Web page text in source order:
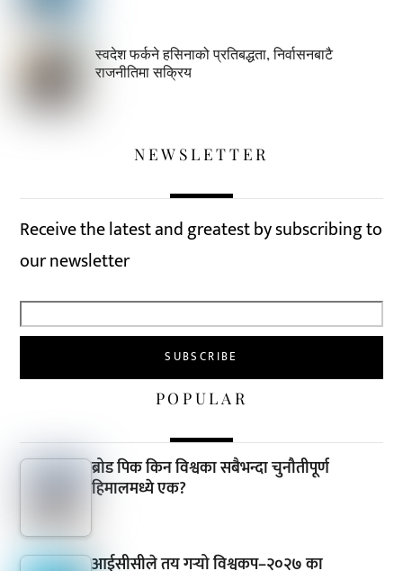
स्वदेश फर्कने हसिनाको प्रतिबद्धता, निर्वासनबाटै
राजनीतिमा सक्रिय
NEWSLETTER
Receive the latest and greatest by subscribing to
our newsletter
POPULAR
ब्रोड पिक किन विश्वका सबैभन्दा चुनौतीपूर्ण
हिमालमध्ये एक?
आईसीसीले तय गर्‍यो विश्वकप–२०२७ का